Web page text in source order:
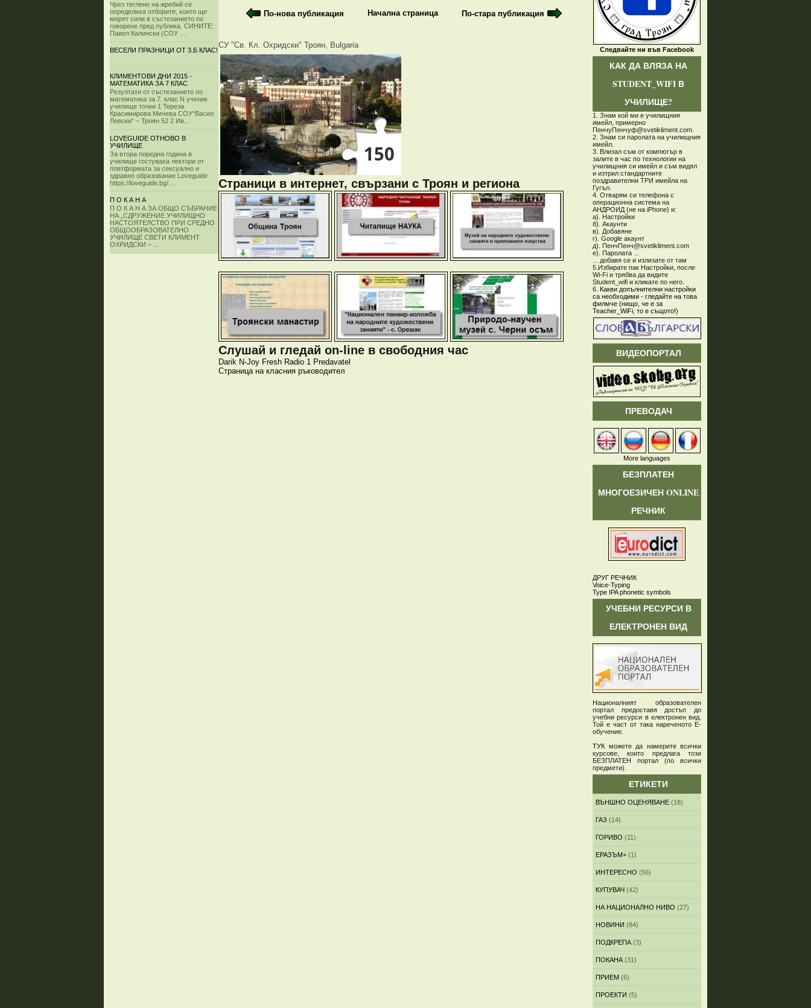
Чрез теглене на жребий се
определиха отборите, които ще
мерят сили в състезанието по
говорене пред публика. СИНИТЕ:
Павел Калински (СОУ ...
ВЕСЕЛИ ПРАЗНИЦИ ОТ 3.Б КЛАС!
КЛИМЕНТОВИ ДНИ 2015 -
МАТЕМАТИКА ЗА 7 КЛАС
Резултати от състезанието по
математика за 7. клас N ученик
училище точки 1 Тереза
Красимирова Мичева СОУ“Васил
Левски“ – Троян 52 2 Ив...
LOVEGUIDE ОТНОВО В
УЧИЛИЩЕ
За втора поредна година в
училище гостуваха лектори от
платформата за сексуално и
здравно образование Loveguide
https://loveguide.bg/....
П О К А Н А
П О К А Н А ЗА ОБЩО СЪБРАНИЕ
НА „СДРУЖЕНИЕ УЧИЛИЩНО
НАСТОЯТЕЛСТВО ПРИ СРЕДНО
ОБЩООБРАЗОВАТЕЛНО
УЧИЛИЩЕ СВЕТИ КЛИМЕНТ
ОХРИДСКИ – ...
По-нова публикация По-стара публикация
Начална страница
СУ "Св. Кл. Охридски" Троян, Bulgaria
Страници в интернет, свързани с Троян и региона
Слушай и гледай on-line в свободния час
Darik N-Joy Fresh Radio 1 Predavatel
Страница на класния ръководител
Следвайте ни във Facebook
КАК ДА ВЛЯЗА НА
STUDENT_WIFI В
УЧИЛИЩЕ?
1. Знам кой ми е училищния
имейл, примерно
ПенчуПенчуф@svetikliment.com.
2. Знам си паролата на училищния
имейл.
3. Влизал съм от компютър в
залите в час по технологии на
училищния си имейл и съм видял
и изтрил стандартните
поздравителни ТРИ имейла на
Гугъл.
4. Отварям си телефона с
операционна система на
АНДРОИД (не на iPhone) и:
а). Настройки
б). Акаунти
в). Добавяне
г). Google акаунт
д). ПенчПенч@svetikliment.com
е). Паролата ...
... добавя се и излизате от там
5.Избирате пак Настройки, после
Wi-Fi и трябва да видите
Student_wifi и кликате по него.
6. Какви допълнителни настройки
са необходими - гледайте на това
филмче (нищо, че е за
Teacher_WiFi, то е същото!)
ВИДЕОПОРТАЛ
ПРЕВОДАЧ
More languages
БЕЗПЛАТЕН
МНОГОЕЗИЧЕН ONLINE
РЕЧНИК
ДРУГ РЕЧНИК
Voice-Typing
Type IPA phonetic symbols
УЧЕБНИ РЕСУРСИ В
ЕЛЕКТРОНЕН ВИД
Националният образователен
портал предоставя достъп до
учебни ресурси в електронен вид.
Той е част от така нареченото Е-
обучение.
ТУКможете да намерите всички
курсове, които предлага този
БЕЗПЛАТЕН портал (по всички
предмети).
ЕТИКЕТИ
ВЪНШНО ОЦЕНЯВАНЕ (18)
ГАЗ (14)
ГОРИВО (11)
ЕРАЗЪМ+ (1)
ИНТЕРЕСНО (56)
КУПУВАЧ (42)
НА НАЦИОНАЛНО НИВО (27)
НОВИНИ (84)
ПОДКРЕПА (3)
ПОКАНА (31)
ПРИЕМ (6)
ПРОЕКТИ (5)